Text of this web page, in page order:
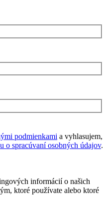
podmienkami a vyhlasujem,
o spracúvaní osobných údajov.
informácií o našich
ktoré používate alebo ktoré